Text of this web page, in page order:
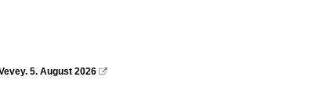
5. August 2026 